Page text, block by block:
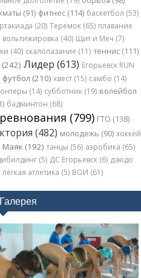
(91) фитнес (114) баскетбол (53)
(20) Теремок (65) плавание
вольтижировка (40) Щит и Меч (7)
(40) скалолазание (11) теннис (111)
(242) Лидер (613) Егорьевск RUN
футбол (210) квест (15) самбо (14)
(14) субботник (19) волейбол
бадминтон (68)
(799) ГТО (138)
(482) молодежь (90) хоккей
Маяк (192) танцы (56) аэробика (65)
(5) ДС Егорьевск (6) дзюдо
лёгкая атлетика (5) ВОИ (61)
Галерея